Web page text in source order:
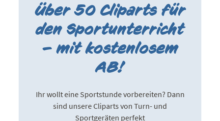
Über 50 Cliparts für
den Sportunterricht
– mit kostenlosem
AB!
Ihr wollt eine Sportstunde vorbereiten? Dann
sind unsere Cliparts von Turn- und
Sportgeräten perfekt